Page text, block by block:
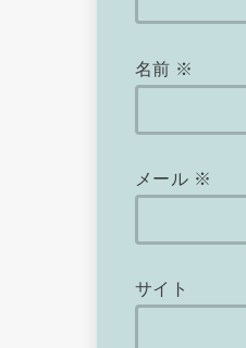
名前 ※
メール ※
サイト